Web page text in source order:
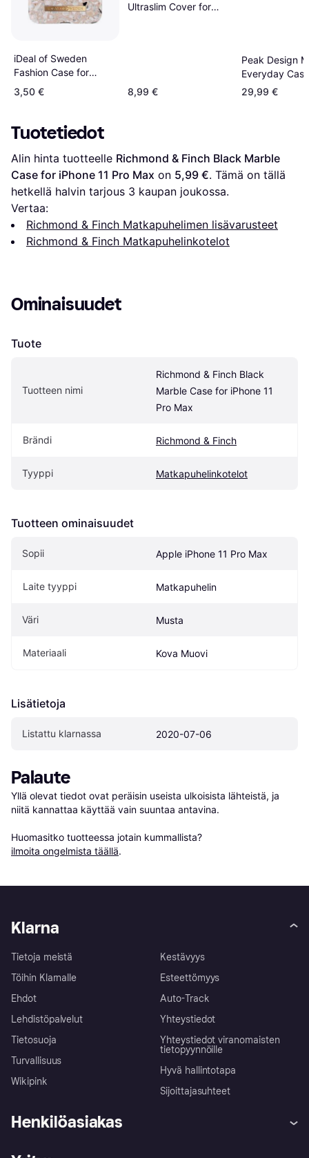
iDeal of Sweden
Fashion Case for
iPhone 11 Pro Max
3,50 €
Ultraslim Cover for
8,99 €
Peak Design
Everyday Case
Charcoal
Pro Max
29,99 €
Tuotetiedot
Alin hinta tuotteelle Richmond & Finch Black Marble
Case for iPhone 11 Pro Max on 5,99 €. Tämä on tällä
hetkellä halvin tarjous 3 kaupan joukossa.
Vertaa:
Richmond & Finch Matkapuhelimen lisävarusteet
Richmond & Finch Matkapuhelinkotelot
Ominaisuudet
Tuote
Tuotteen nimi
Richmond & Finch Black
Marble Case for iPhone 11
Pro Max
Brändi Richmond & Finch
Tyyppi Matkapuhelinkotelot
Tuotteen ominaisuudet
Sopii Apple iPhone 11 Pro Max
Laite tyyppi Matkapuhelin
Väri Musta
Materiaali Kova Muovi
Lisätietoja
Listattu klarnassa 2020-07-06
Palaute
Yllä olevat tiedot ovat peräisin useista ulkoisista lähteistä, ja
niitä kannattaa käyttää vain suuntaa antavina.
Huomasitko tuotteessa jotain kummallista?
ilmoita ongelmista täällä.
Klarna
Tietoja meistä
Töihin Klarnalle
Ehdot
Lehdistöpalvelut
Tietosuoja
Turvallisuus
Wikipink
Kestävyys
Esteettömyys
Auto-Track
Yhteystiedot
Yhteystiedot viranomaisten
tietopyynnöille
Hyvä hallintotapa
Sijoittajasuhteet
Henkilöasiakas